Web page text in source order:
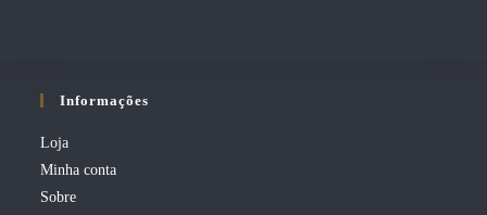
Informações
Loja
Minha conta
Sobre